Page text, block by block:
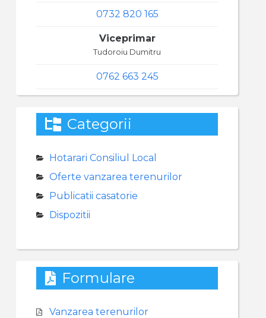
0732 820 165
Viceprimar
Tudoroiu Dumitru
0762 663 245
Categorii
Hotarari Consiliul Local
Oferte vanzarea terenurilor
Publicatii casatorie
Dispozitii
Formulare
Vanzarea terenurilor